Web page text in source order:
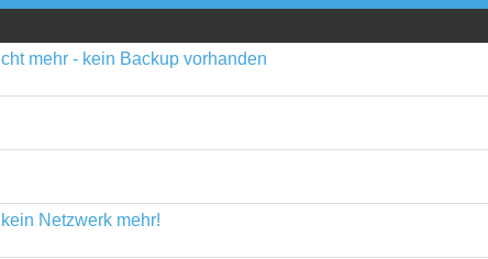
mehr - kein Backup vorhanden
Netzwerk mehr!